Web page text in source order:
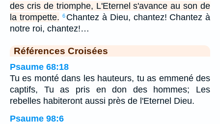
des cris de triomphe, L'Eternel s'avance au son de
la trompette.
6 Chantez à Dieu, chantez! Chantez à
notre roi, chantez!…
Références Croisées
Psaume 68:18
Tu es monté dans les hauteurs, tu as emmené des
captifs, Tu as pris en don des hommes; Les
rebelles habiteront aussi près de l'Eternel Dieu.
Psaume 98:6